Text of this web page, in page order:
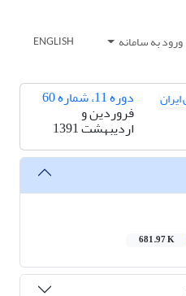
ورود به سامانه ENGLISH
دوره 11، شماره 60
فروردین و
اردیبهشت 1391
681.97 K